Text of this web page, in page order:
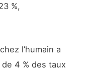
%,
l’humain a
4 % des taux